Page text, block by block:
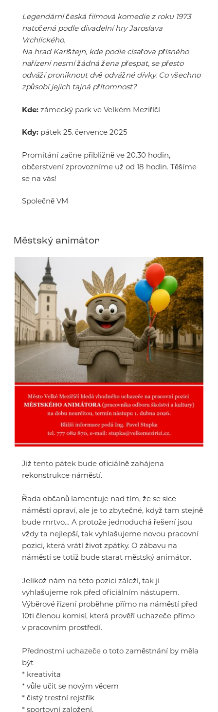
Legendární česká filmová komedie z roku 1973
natočená podle divadelní hry Jaroslava
Vrchlického.
Na hrad Karlštejn, kde podle císařova přísného
nařízení nesmí žádná žena přespat, se přesto
odváží proniknout dvě odvážné dívky. Co všechno
způsobí jejich tajná přítomnost?
Kde: zámecký park ve Velkém Meziříčí
Kdy: pátek 25. července 2025
Promítání začne přibližně ve 20.30 hodin,
občerstvení zprovozníme už od 18 hodin. Těšíme
se na vás!
Společně VM
Městský animátor
Již tento pátek bude oficiálně zahájena
rekonstrukce náměstí.
Řada občanů lamentuje nad tím, že se sice
náměstí opraví, ale je to zbytečné, když tam stejně
bude mrtvo… A protože jednoduchá řešení jsou
vždy ta nejlepší, tak vyhlašujeme novou pracovní
pozici, která vrátí život zpátky. O zábavu na
náměstí se totiž bude starat městský animátor.
Jelikož nám na této pozici záleží, tak ji
vyhlašujeme rok před oficiálním nástupem.
Výběrové řízení proběhne přímo na náměstí před
10ti členou komisí, která prověří uchazeče přímo
v pracovním prostředí.
Přednostmi uchazeče o toto zaměstnání by měla
být
* kreativita
* vůle učit se novým věcem
* čistý trestní rejstřík
* sportovní založení.